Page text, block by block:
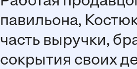
павильона,
часть выручки,
сокрытия своих